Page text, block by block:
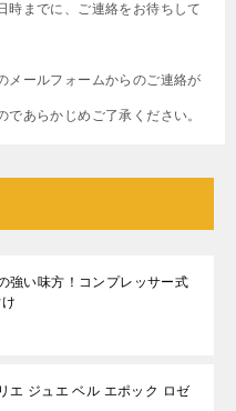
時までに、ご連絡をお待ちして
ールフォームからのご連絡が
あらかじめご了承ください。
強い味方！コンプレッサー式
エ ジュエ ベル エポック ロゼ